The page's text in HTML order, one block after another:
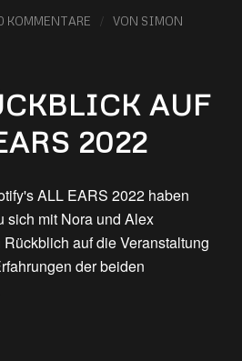
KOMMENTARE / VON SIMON
AUF
2022
ALL EARS 2022 haben
sich mit Nora und Alex
auf die Veranstaltung
der beiden